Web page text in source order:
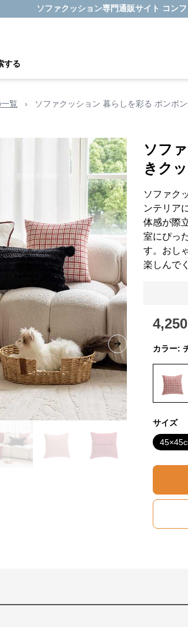
ソファクッション専門通販サイト コン
する
覧 › ソファクッション 暮らしを彩る ポンポ
Next slide
ソフ
きク
ソファク
ンテリア
体感が際
室にぴっ
す。おし
楽しんで
4,250
カラー:
サイズ